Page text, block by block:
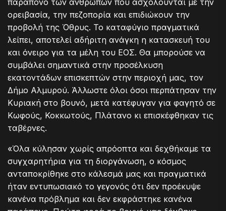
ορειβασία, την πεζοπορία και επιδιώκουν την
προβολή της Όθρυς. Το καταφύγιο πραγματικά
λείπει, αποτελεί αδήριτη ανάγκη η κατασκευή του
και όνειρο για τα μέλη του ΕΟΣ. Θα μπορούσε να
συμβάλει σημαντικά στην προσέλκυση
εκατοντάδων επισκεπτών στην περιοχή μας, τον
Δήμο Αλμυρού. Άλλωστε όλοι όσοι περπάτησαν την
Κυριακή στο βουνό, μετά κατέφυγαν για φαγητό σε
Κωφούς, Κοκκωτούς, Πλάτανο κι επισκέφθηκαν τις
ταβέρνες.
«Όλα κύλησαν χωρίς απρόοπτα και δεχθήκαμε τα
συγχαρητήρια για τη διοργάνωση, ο κόσμος
ανταποκρίθηκε στο κάλεσμά μας και πραγματικά
ήταν εντυπωσιακό το γεγονός ότι δεν προέκυψε
κανένα πρόβλημα και δεν εκφράστηκε κανένα